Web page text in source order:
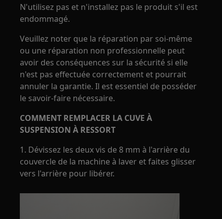
N'utilisez pas et n'installez pas le produit s'il est
endommagé.
Veuillez noter que la réparation par soi-même
ou une réparation non professionnelle peut
avoir des conséquences sur la sécurité si elle
n'est pas effectuée correctement et pourrait
annuler la garantie. Il est essentiel de posséder
le savoir-faire nécessaire.
COMMENT REMPLACER LA CUVE À
SUSPENSION À RESSORT
1. Dévissez les deux vis de 8 mm à l'arrière du
couvercle de la machine à laver et faites glisser
vers l'arrière pour libérer.